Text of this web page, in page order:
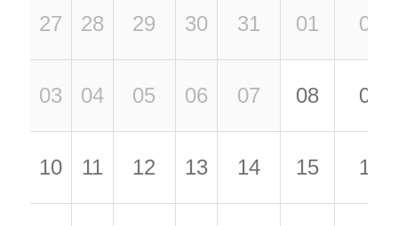
27 28 29 30 31 01 02
03 04 05 06 07 08 09
10 11 12 13 14 15 16